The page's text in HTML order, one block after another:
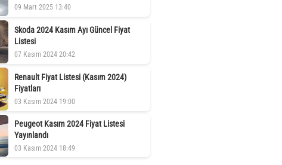
09 Mart 2025 13:40
Skoda 2024 Kasım Ayı Güncel Fiyat
Listesi
07 Kasım 2024 20:42
Renault Fiyat Listesi (Kasım 2024)
Fiyatları
03 Kasım 2024 19:00
Peugeot Kasım 2024 Fiyat Listesi
Yayınlandı
03 Kasım 2024 18:49